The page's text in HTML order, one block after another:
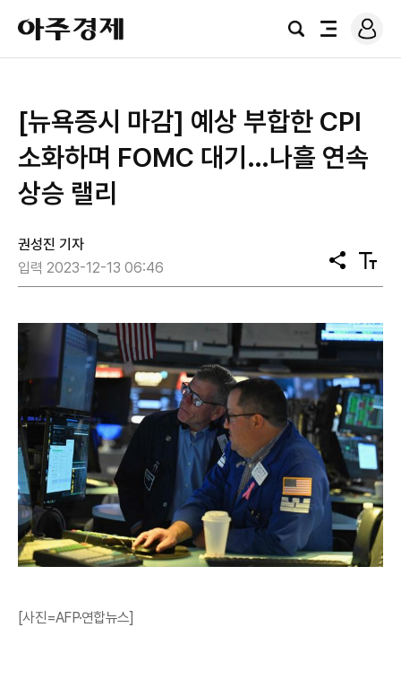
아
주
경
검
전
로
그
[뉴욕증시 마감] 예상 부합한 CPI
소화하며 FOMC 대기…나흘 연속
상승 랠리
권성진 기자
입력 2023-12-13 06:46
공
유
텍
스
기
[사진=AFP·연합뉴스]